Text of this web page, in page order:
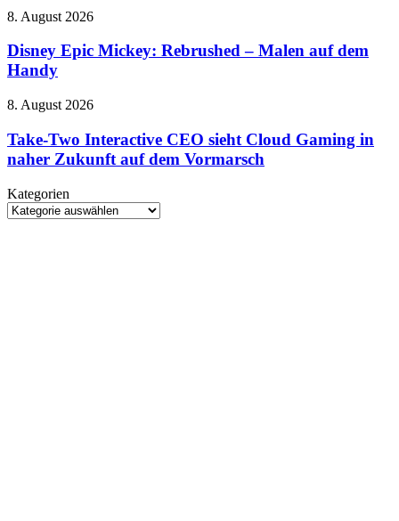
Fashioned
neuen
Tricks
Disney
Mickey:
Rebrushed
–
auf
Handy
8. August 2026
Disney Epic Mickey: Rebrushed – Malen auf dem
Handy
Take-
Interactive
CEO
sieht
Gaming
in
8. August 2026
Take-Two Interactive CEO sieht Cloud Gaming in
naher Zukunft auf dem Vormarsch
Kategorien
Kategorien